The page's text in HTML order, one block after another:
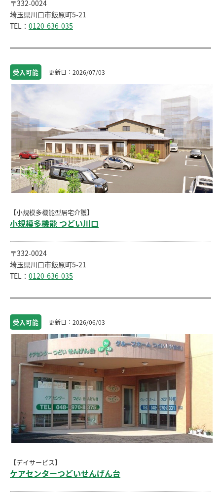
〒332-0024
埼玉県川口市飯原町5-21
TEL： 0120-636-035
受入可能 2026/07/03
【小規模多機能型居宅介護】
小規模多機能 つどい川口
〒332-0024
埼玉県川口市飯原町5-21
TEL： 0120-636-035
受入可能 2026/06/03
【デイサービス】
ケアセンターつどいせんげん台